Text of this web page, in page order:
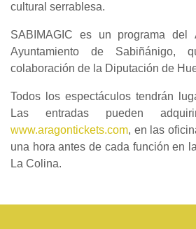
cultural serrablesa.
SABIMAGIC es un programa del
Ayuntamiento de Sabiñánigo,
colaboración de la Diputación de
Todos los espectáculos tendrán
Las entradas pueden
www.aragontickets.com, en las
una hora antes de cada función en
La Colina.